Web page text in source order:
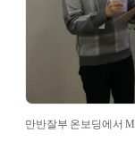
만반잘부 온보딩에서